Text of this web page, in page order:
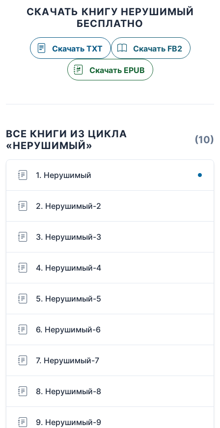
СКАЧАТЬ КНИГУ НЕРУШИМЫЙ
БЕСПЛАТНО
Скачать TXT Скачать FB2
Скачать EPUB
ВСЕ КНИГИ ИЗ ЦИКЛА
«НЕРУШИМЫЙ»
(10)
1. Нерушимый
2. Нерушимый-2
3. Нерушимый-3
4. Нерушимый-4
5. Нерушимый-5
6. Нерушимый-6
7. Нерушимый-7
8. Нерушимый-8
9. Нерушимый-9